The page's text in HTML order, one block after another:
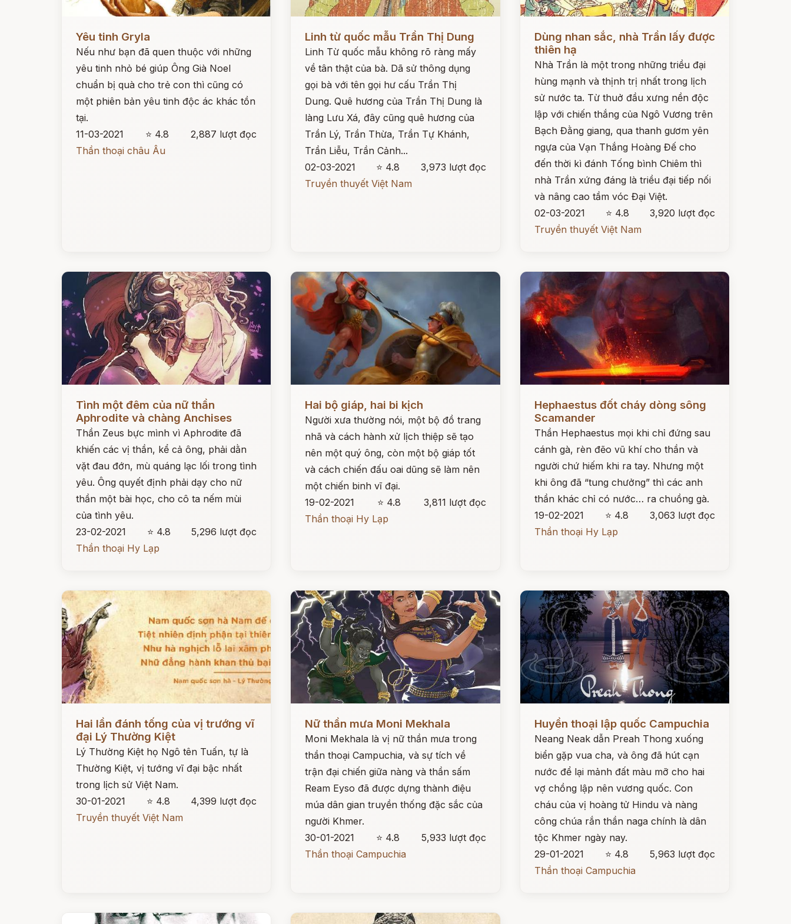
Yêu tinh Gryla
Nếu như bạn đã quen thuộc với những
yêu tinh nhỏ bé giúp Ông Già Noel
chuẩn bị quà cho trẻ con thì cũng có
một phiên bản yêu tinh độc ác khác tồn
tại.
11-03-2021
⭐ 4.8
2,887 lượt đọc
Thần thoại châu Âu
Linh từ quốc mẫu Trần Thị Dung
Linh Từ quốc mẫu không rõ ràng mấy
về tân thật của bà. Dã sử thông dụng
gọi bà với tên gọi hư cấu Trần Thị
Dung. Quê hương của Trần Thị Dung là
làng Lưu Xá, đây cũng quê hương của
Trần Lý, Trần Thừa, Trần Tự Khánh,
Trần Liễu, Trần Cảnh...
02-03-2021
⭐ 4.8
3,973 lượt đọc
Truyền thuyết Việt Nam
Dùng nhan sắc, nhà Trần lấy được
thiên hạ
Nhà Trần là một trong những triều đại
hùng mạnh và thịnh trị nhất trong lịch
sử nước ta. Từ thuở đầu xưng nền độc
lập với chiến thắng của Ngô Vương trên
Bạch Đằng giang, qua thanh gươm yên
ngựa của Vạn Thắng Hoàng Đế cho
đến thời kì đánh Tống bình Chiêm thì
nhà Trần xứng đáng là triều đại tiếp nối
và nâng cao tầm vóc Đại Việt.
02-03-2021
⭐ 4.8
3,920 lượt đọc
Truyền thuyết Việt Nam
Tình một đêm của nữ thần
Aphrodite và chàng Anchises
Thần Zeus bực mình vì Aphrodite đã
khiến các vị thần, kể cả ông, phải dằn
vặt đau đớn, mù quáng lạc lối trong tình
yêu. Ông quyết định phải dạy cho nữ
thần một bài học, cho cô ta nếm mùi
của tình yêu.
23-02-2021
⭐ 4.8
5,296 lượt đọc
Thần thoại Hy Lạp
Hai bộ giáp, hai bi kịch
Người xưa thường nói, một bộ đồ trang
nhã và cách hành xử lịch thiệp sẽ tạo
nên một quý ông, còn một bộ giáp tốt
và cách chiến đấu oai dũng sẽ làm nên
một chiến binh vĩ đại.
19-02-2021
⭐ 4.8
3,811 lượt đọc
Thần thoại Hy Lạp
Hephaestus đốt cháy dòng sông
Scamander
Thần Hephaestus mọi khi chỉ đứng sau
cánh gà, rèn đẽo vũ khí cho thần và
người chứ hiếm khi ra tay. Nhưng một
khi ông đã “tung chưởng” thì các anh
thần khác chỉ có nước… ra chuồng gà.
19-02-2021
⭐ 4.8
3,063 lượt đọc
Thần thoại Hy Lạp
Đọc ngay
Hai lần đánh tống của vị trướng vĩ
đại Lý Thường Kiệt
Lý Thường Kiệt họ Ngô tên Tuấn, tự là
Thường Kiệt, vị tướng vĩ đại bậc nhất
trong lịch sử Việt Nam.
30-01-2021
⭐ 4.8
4,399 lượt đọc
Truyền thuyết Việt Nam
Nữ thần mưa Moni Mekhala
Moni Mekhala là vị nữ thần mưa trong
thần thoại Campuchia, và sự tích về
trận đại chiến giữa nàng và thần sấm
Ream Eyso đã được dựng thành điệu
múa dân gian truyền thống đặc sắc của
người Khmer.
30-01-2021
⭐ 4.8
5,933 lượt đọc
Thần thoại Campuchia
Đọc ngay
Huyền thoại lập quốc Campuchia
Neang Neak dẫn Preah Thong xuống
biển gặp vua cha, và ông đã hút cạn
nước để lại mảnh đất màu mỡ cho hai
vợ chồng lập nên vương quốc. Con
cháu của vị hoàng tử Hindu và nàng
công chúa rắn thần naga chính là dân
tộc Khmer ngày nay.
29-01-2021
⭐ 4.8
5,963 lượt đọc
Thần thoại Campuchia